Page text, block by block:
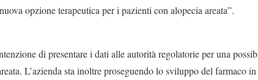
opzione terapeutica per i pazienti con alopecia areata”.
di presentare i dati alle autorità regolatorie per una
L’azienda sta inoltre proseguendo lo sviluppo del farmaco